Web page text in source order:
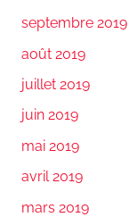
septembre 2019
août 2019
juillet 2019
juin 2019
mai 2019
avril 2019
mars 2019